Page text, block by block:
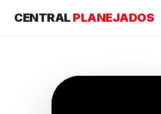
CENTRAL PLANEJADOS